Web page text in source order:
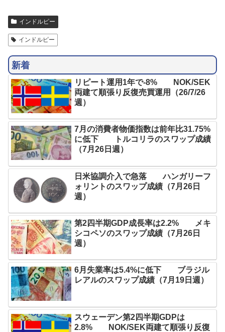
インドルピー
インドルピー
新着
リピート運用1年で-8% NOK/SEK
両建て順張り反復売買運用（26/7/26
週）
7月の消費者物価指数は前年比31.75%
に低下 トルコリラのスワップ成績
（7月26日週）
日米協調介入で急落 ハンガリーフ
ォリントのスワップ成績（7月26日
週）
第2四半期GDP成長率は2.2% メキ
シコペソのスワップ成績（7月26日
週）
6月失業率は5.4%に低下 ブラジル
レアルのスワップ成績（7月19日週）
スウェーデン第2四半期GDPは
2.8% NOK/SEK両建て順張り反復